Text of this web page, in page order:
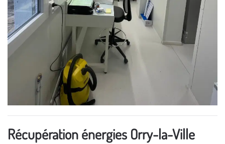
Récupération énergies Orry-la-Ville